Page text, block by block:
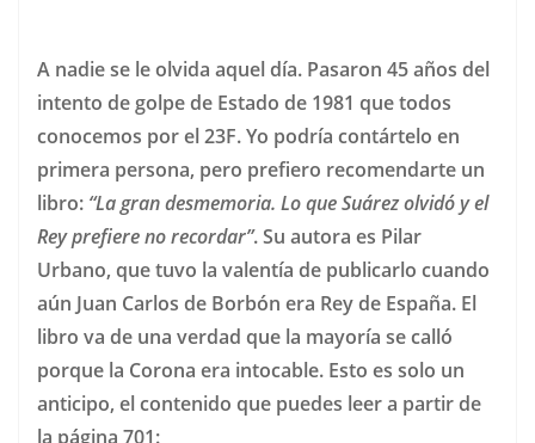
A nadie se le olvida aquel día. Pasaron 45 años del
intento de golpe de Estado de 1981 que todos
conocemos por el 23F. Yo podría contártelo en
primera persona, pero prefiero recomendarte un
libro: “La gran desmemoria. Lo que Suárez olvidó y el
Rey prefiere no recordar”. Su autora es Pilar
Urbano, que tuvo la valentía de publicarlo cuando
aún Juan Carlos de Borbón era Rey de España. El
libro va de una verdad que la mayoría se calló
porque la Corona era intocable. Esto es solo un
anticipo, el contenido que puedes leer a partir de
la página 701: